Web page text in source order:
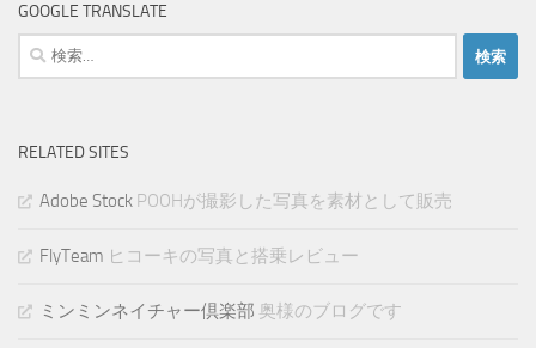
GOOGLE TRANSLATE
検
索:
RELATED SITES
Adobe Stock POOHが撮影した写真を素材として販売
FlyTeam ヒコーキの写真と搭乗レビュー
ミンミンネイチャー倶楽部 奥様のブログです